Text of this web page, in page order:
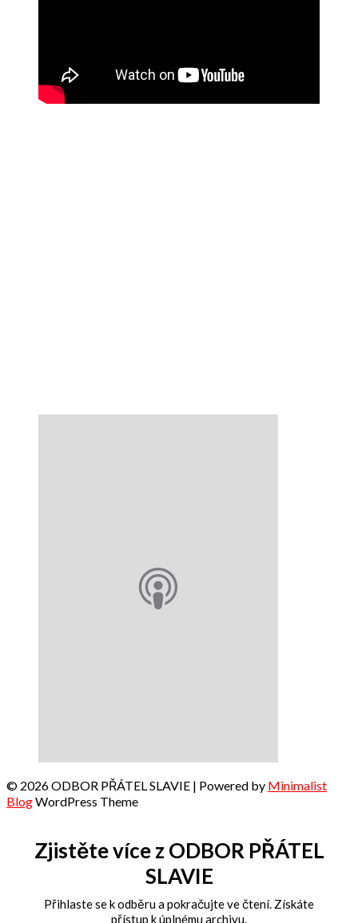
© 2026 ODBOR PŘÁTEL SLAVIE | Powered by Minimalist
BlogWordPress Theme
Zjistěte více z ODBOR PŘÁTEL
SLAVIE
Přihlaste se k odběru a pokračujte ve čtení. Získáte
přístup k úplnému archivu.